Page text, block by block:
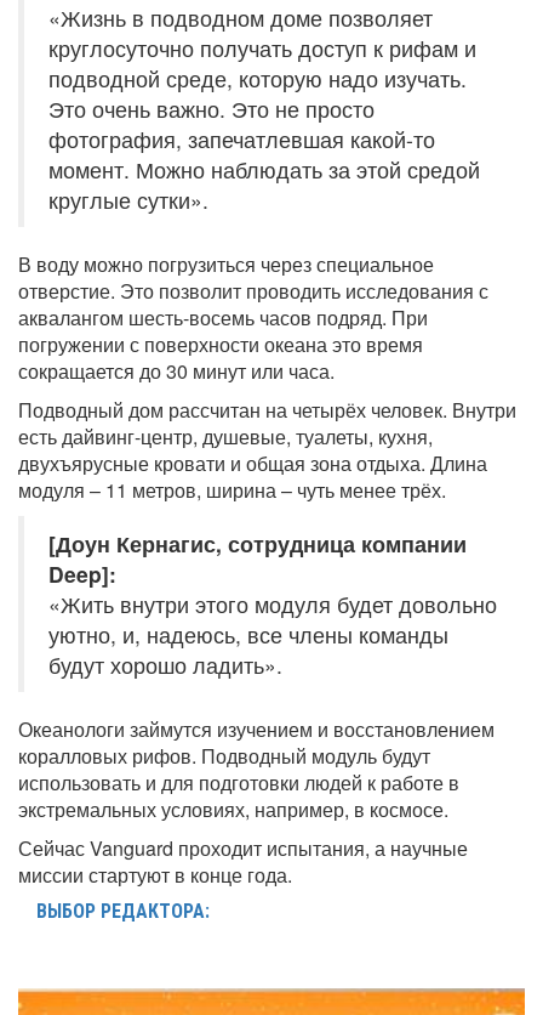
«Жизнь в подводном доме позволяет
круглосуточно получать доступ к рифам и
подводной среде, которую надо изучать.
Это очень важно. Это не просто
фотография, запечатлевшая какой-то
момент. Можно наблюдать за этой средой
круглые сутки».
В воду можно погрузиться через специальное
отверстие. Это позволит проводить исследования с
аквалангом шесть-восемь часов подряд. При
погружении с поверхности океана это время
сокращается до 30 минут или часа.
Подводный дом рассчитан на четырёх человек. Внутри
есть дайвинг-центр, душевые, туалеты, кухня,
двухъярусные кровати и общая зона отдыха. Длина
модуля – 11 метров, ширина – чуть менее трёх.
[Доун Кернагис, сотрудница компании
Deep]:
«Жить внутри этого модуля будет довольно
уютно, и, надеюсь, все члены команды
будут хорошо ладить».
Океанологи займутся изучением и восстановлением
коралловых рифов. Подводный модуль будут
использовать и для подготовки людей к работе в
экстремальных условиях, например, в космосе.
Сейчас Vanguard проходит испытания, а научные
миссии стартуют в конце года.
ВЫБОР РЕДАКТОРА: